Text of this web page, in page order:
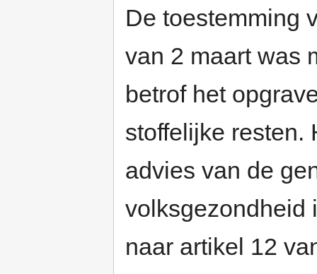
De toestemming
van 2 maart was
betrof het
stoffelijke resten.
advies van de
volksgezondheid
naar artikel 12